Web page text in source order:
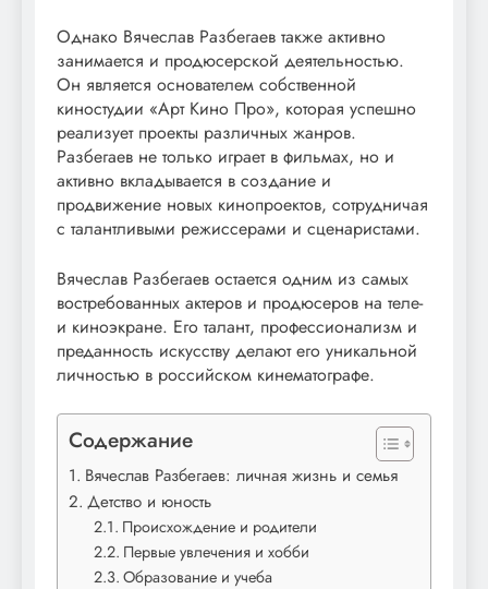
Однако Вячеслав Разбегаев также активно
занимается и продюсерской деятельностью.
Он является основателем собственной
киностудии «Арт Кино Про», которая успешно
реализует проекты различных жанров.
Разбегаев не только играет в фильмах, но и
активно вкладывается в создание и
продвижение новых кинопроектов, сотрудничая
с талантливыми режиссерами и сценаристами.
Вячеслав Разбегаев остается одним из самых
востребованных актеров и продюсеров на теле-
и киноэкране. Его талант, профессионализм и
преданность искусству делают его уникальной
личностью в российском кинематографе.
Содержание
Вячеслав Разбегаев: личная жизнь и семья
Детство и юность
Происхождение и родители
Первые увлечения и хобби
Образование и учеба